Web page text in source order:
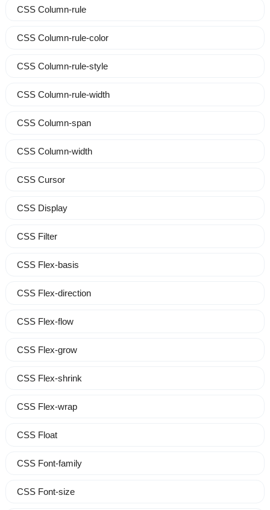
CSS Column-rule
CSS Column-rule-color
CSS Column-rule-style
CSS Column-rule-width
CSS Column-span
CSS Column-width
CSS Cursor
CSS Display
CSS Filter
CSS Flex-basis
CSS Flex-direction
CSS Flex-flow
CSS Flex-grow
CSS Flex-shrink
CSS Flex-wrap
CSS Float
CSS Font-family
CSS Font-size